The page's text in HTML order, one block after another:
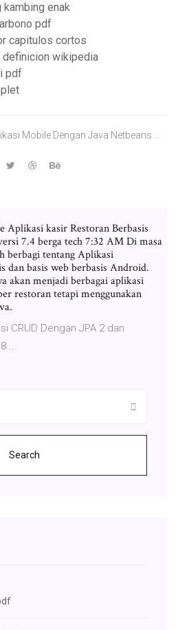
kambing enak
pdf
capitulos cortos
definicion wikipedia
pdf
Mobile Dengan Java Netbeans ...
Aplikasi kasir Restoran Berbasis
7.4 berga tech 7:32 AM Di masa
berbagi tentang Aplikasi
dan basis web berbasis Android.
akan menjadi berbagai aplikasi
restoran tetapi menggunakan
CRUD Dengan JPA 2 dan
...
Search